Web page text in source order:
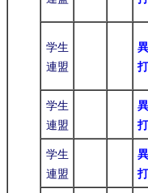
学生
連盟
学生
連盟
学生
連盟